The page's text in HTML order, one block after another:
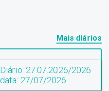
Mais diários
Diário: 27.07.2026/2026
data: 27/07/2026